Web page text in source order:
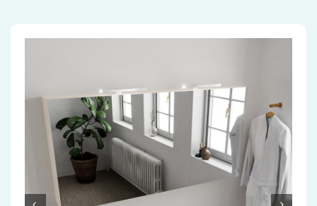
Accessoires
Installatiemateriaal
Klimaatbeheersing
PVC